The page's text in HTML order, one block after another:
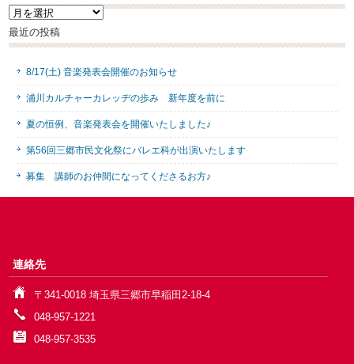
過
去
の
ュ
ー
ス
最近の投稿
8/17(土) 音楽発表会開催のお知らせ
浦川カルチャーカレッヂの歩み 新年度を前に
夏の恒例、音楽発表会を開催いたしました♪
第56回三郷市民文化祭にバレエ科が出演いたします
募集 講師のお仲間になってくださるお方♪
連絡先
〒341-0018 埼玉県三郷市早稲田2-18-4
048-957-1221
048-957-3535